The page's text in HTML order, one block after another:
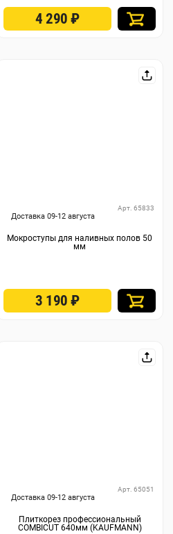
4 290₽
Доставка 09-12 августа
Арт. 65833
Мокроступы для наливных полов 50
мм
3 190₽
Доставка 09-12 августа
Арт. 65051
Плиткорез профессиональный
COMBICUT 640мм (KAUFMANN)